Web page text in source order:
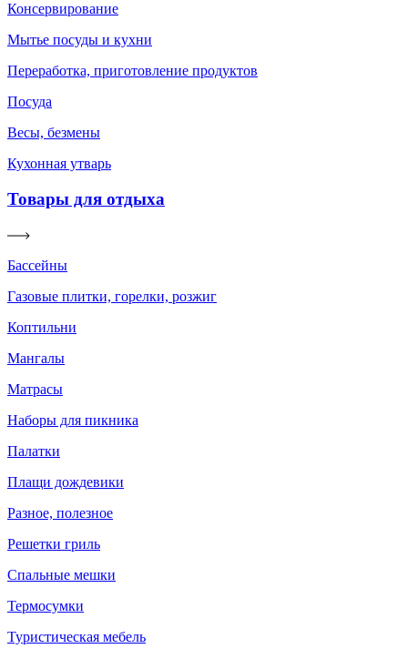
Консервирование
Мытье посуды и кухни
Переработка, приготовление продуктов
Посуда
Весы, безмены
Кухонная утварь
Товары для отдыха
Бассейны
Газовые плитки, горелки, розжиг
Коптильни
Мангалы
Матрасы
Наборы для пикника
Палатки
Плащи дождевики
Разное, полезное
Решетки гриль
Спальные мешки
Термосумки
Туристическая мебель